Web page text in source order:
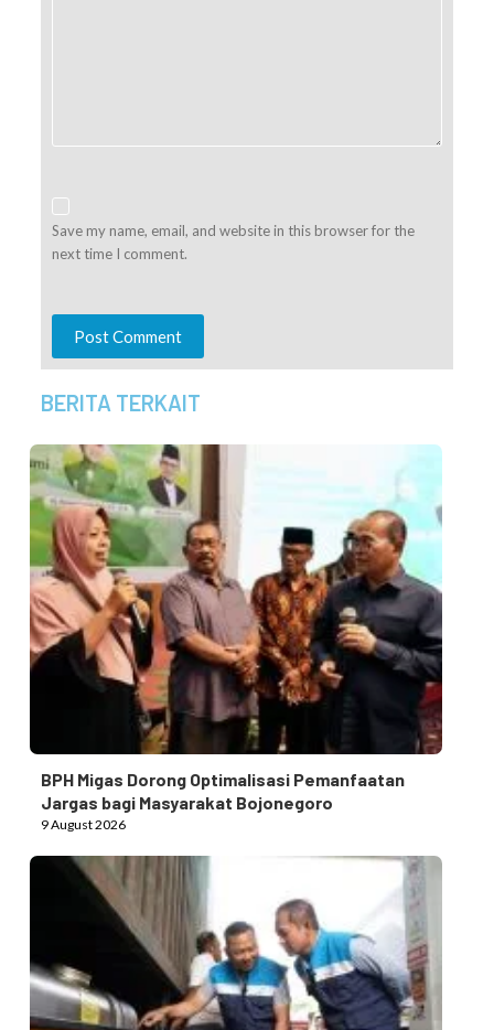
Save my name, email, and website in this browser for the
next time I comment.
Post Comment
BERITA TERKAIT
BPH Migas Dorong Optimalisasi Pemanfaatan
Jargas bagi Masyarakat Bojonegoro
9 August 2026